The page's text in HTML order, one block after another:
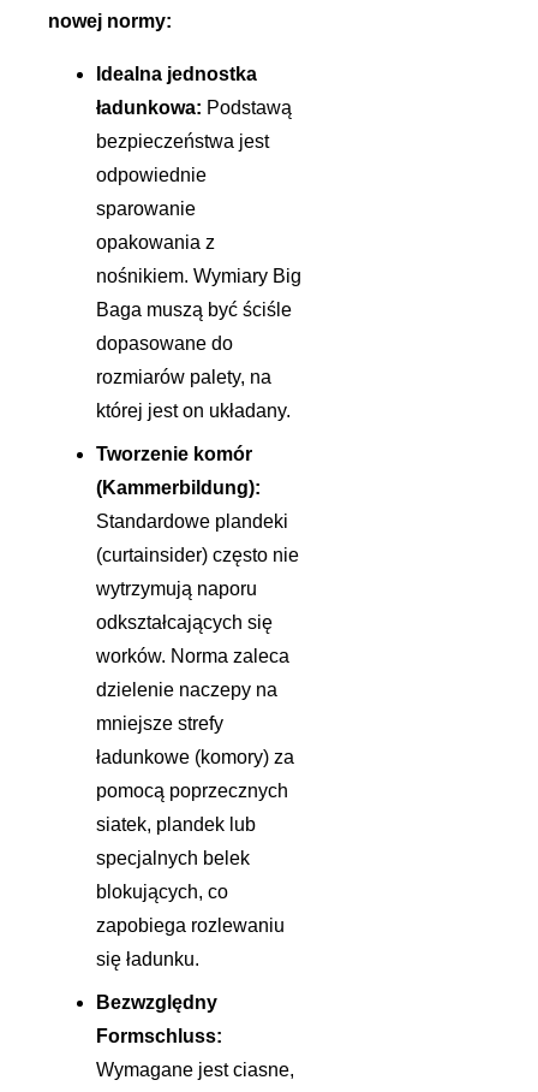
nowej normy:
Idealna jednostka
ładunkowa: Podstawą
bezpieczeństwa jest
odpowiednie
sparowanie
opakowania z
nośnikiem. Wymiary Big
Baga muszą być ściśle
dopasowane do
rozmiarów palety, na
której jest on układany.
Tworzenie komór
(Kammerbildung):
Standardowe plandeki
(curtainsider) często nie
wytrzymują naporu
odkształcających się
worków. Norma zaleca
dzielenie naczepy na
mniejsze strefy
ładunkowe (komory) za
pomocą poprzecznych
siatek, plandek lub
specjalnych belek
blokujących, co
zapobiega rozlewaniu
się ładunku.
Bezwzględny
Formschluss:
Wymagane jest ciasne,